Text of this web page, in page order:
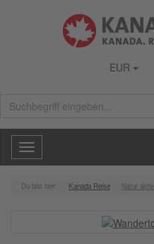
EUR
Toggle
navigation
Du bist hier: Kanada Reise Natur aktiv